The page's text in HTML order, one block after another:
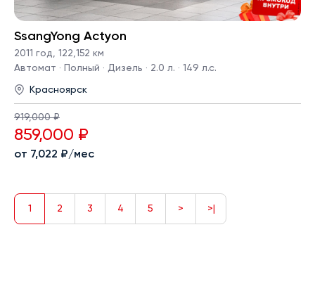
SsangYong Actyon
2011 год, 122,152 км
Автомат · Полный · Дизель · 2.0 л. · 149 л.с.
Красноярск
919,000 ₽
859,000 ₽
от 7,022 ₽/мес
1 2 3 4 5 > >|